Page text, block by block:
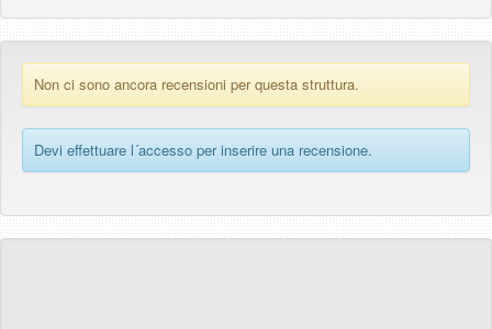
Non ci sono ancora recensioni per questa struttura.
Devi effettuare l´accesso per inserire una recensione.